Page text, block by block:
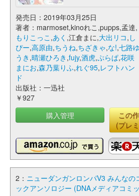
発売日：2019年03月25日
著者：marmoset,kinoれこ,pupps,孟達,
もりこっこ ,あく ,江倉まに,大出リコ, し
ぴー,高原由,ちうね,ちざきゃ,な!,七路ゆ
うき ,晴瀬ひろき ,fujy,酒虎,ぷらぱ,花咲
まにお,森乃葉りふ,れぐ95,レフトハン
ド
出版社：一迅社
￥927
購入管理
この
(プレ
2： ニューダンガンロンパV3 みんなの
ックアンソロジー (DNAメディアコミ